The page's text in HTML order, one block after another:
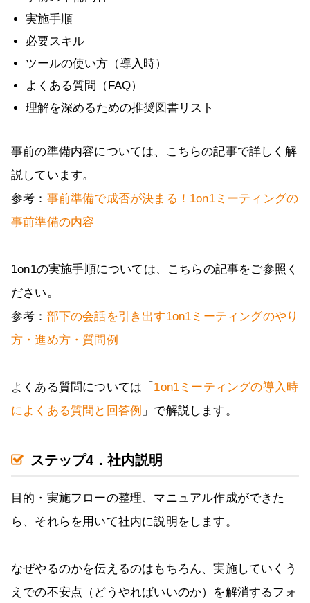
実施手順
必要スキル
ツールの使い方（導入時）
よくある質問（FAQ）
理解を深めるための推奨図書リスト
事前の準備内容については、こちらの記事で詳しく解
説しています。
参考： 事前準備で成否が決まる！1on1ミーティングの
事前準備の内容
1on1の実施手順については、こちらの記事をご参照く
ださい。
参考： 部下の会話を引き出す1on1ミーティングのやり
方・進め方・質問例
よくある質問については「 1on1ミーティングの導入時
によくある質問と回答例 」で解説します。
ステップ4．社内説明
目的・実施フローの整理、マニュアル作成ができた
ら、それらを用いて社内に説明をします。
なぜやるのかを伝えるのはもちろん、実施していくう
えでの不安点（どうやればいいのか）を解消するフォ